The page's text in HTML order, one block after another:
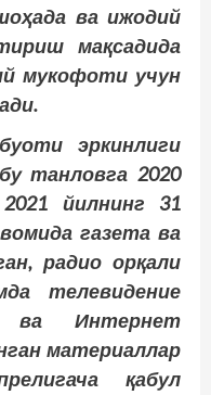
ва ижодий
мақсадида
мукофоти учун
эркинлиги
танловга 2020
йилнинг 31
газета ва
радио орқали
телевидение
ва Интернет
материаллар
қабул